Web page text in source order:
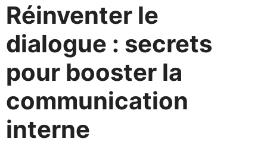
Réinventer le
dialogue : secrets
pour booster la
communication
interne